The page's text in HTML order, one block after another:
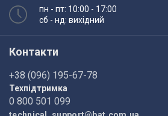
пн - пт: 10:00 - 17:00
сб - нд: вихідний
Контакти
+38 (096) 195-67-78
Техпідтримка
0 800 501 099